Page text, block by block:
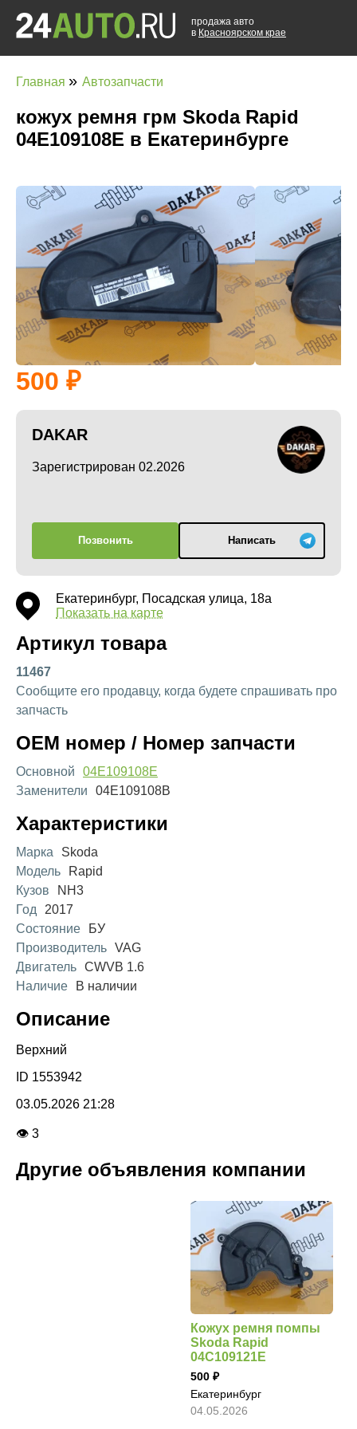
продажа авто
в Красноярском крае
Главная » Автозапчасти
кожух ремня грм Skoda Rapid
04E109108E в Екатеринбурге
500
DAKAR
Зарегистрирован 02.2026
Позвонить Написать
Екатеринбург, Посадская улица, 18а
Показать на карте
Артикул товара
11467
Сообщите его продавцу, когда будете спрашивать про
запчасть
OEM номер / Номер запчасти
Основной
04E109108E
Заменители
04E109108B
Характеристики
Марка
Skoda
Модель
Rapid
Кузов
NH3
Год
2017
Состояние
БУ
Производитель VAG
Двигатель CWVB 1.6
Наличие
В наличии
Описание
Верхний
ID 1553942
03.05.2026 21:28
👁 3
Другие объявления компании
Кожух ремня помпы
Skoda Rapid
04C109121E
500
Екатеринбург
04.05.2026